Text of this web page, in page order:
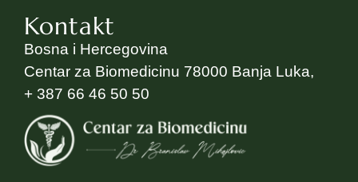
Kontakt
Bosna i Hercegovina
Centar za Biomedicinu 78000 Banja Luka,
+ 387 66 46 50 50